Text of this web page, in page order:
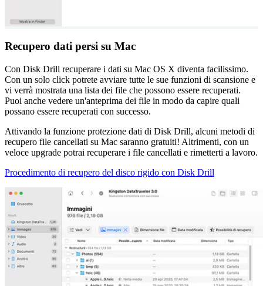
Recupero dati persi su Mac
Con Disk Drill recuperare i dati su Mac OS X diventa facilissimo.
Con un solo click potrete avviare tutte le sue funzioni di scansione e
vi verrà mostrata una lista dei file che possono essere recuperati.
Puoi anche vedere un'anteprima dei file in modo da capire quali
possano essere recuperati con successo.
Attivando la funzione protezione dati di Disk Drill, alcuni metodi di
recupero file cancellati su Mac saranno gratuiti! Altrimenti, con un
veloce upgrade potrai recuperare i file cancellati e rimetterti a lavoro.
Procedimento di recupero del disco rigido con Disk Drill